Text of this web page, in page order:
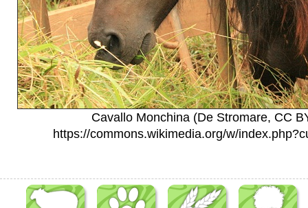
Cavallo Monchina (De Stromare, CC
https://commons.wikimedia.org/w/